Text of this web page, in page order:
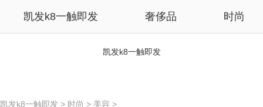
凯发k8一触即发 奢侈品 时尚
凯发k8一触即发
凯发k8一触即发 > 时尚 > 美容 >